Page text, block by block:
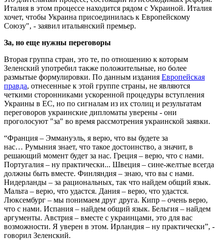
Италия в этом процессе находится рядом с Украиной. Италия
хочет, чтобы Украина присоединилась к Европейскому
Союзу", - заявил итальянский премьер.
За, но еще нужны переговоры
Вторая группа стран, это те, по отношению к которым
Зеленский употребил также положительные, но более
размытые формулировки. По данным издания Европейская
правда, отнесенные к этой группе страны, не являются
четкими сторонниками ускоренной процедуры вступления
Украины в ЕС, но по сигналам из их столиц и результатам
переговоров украинские дипломаты уверены - они
проголосуют "за" во время рассмотрения украинской заявки.
“Франция – Эммануэль, я верю, что вы будете за
нас… Румыния знает, что такое достоинство, а значит, в
решающий момент будет за нас. Греция – верю, что с нами.
Португалия – ну практически... Швеция – сине-желтые всегда
должны быть вместе. Финляндия – знаю, что вы с нами.
Нидерланды – за рациональных, так что найдем общий язык.
Мальта – верю, что удастся. Дания – верю, что удастся.
Люксембург – мы понимаем друг друга. Кипр – очень верю,
что с нами. Испания – найдем общий язык. Бельгия – найдем
аргументы. Австрия – вместе с украинцами, это для вас
возможности. Я уверен в этом. Ирландия – ну практически”, -
говорил Зеленский.